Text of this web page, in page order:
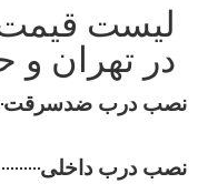
لیست
در تهران و
نصب درب ضدسرقت
نصب درب داخلی